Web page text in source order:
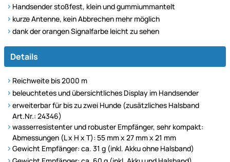
Handsender stoßfest, klein und gummiummantelt
kurze Antenne, kein Abbrechen mehr möglich
dank der orangen Signalfarbe leicht zu sehen
Details
Reichweite bis 2000 m
beleuchtetes und übersichtliches Display im Handsender
erweiterbar für bis zu zwei Hunde (zusätzliches Halsband
Art.Nr.: 24346)
wasserresistenter und robuster Empfänger, sehr kompakt:
Abmessungen (L x H x T): 55 mm x 27 mm x 21 mm
Gewicht Empfänger: ca. 31 g (inkl. Akku ohne Halsband)